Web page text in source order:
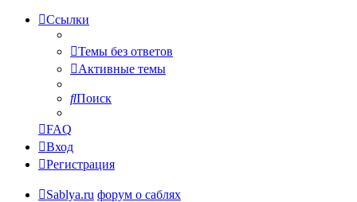
Ссылки
Темы без ответов
Активные темы
Поиск
FAQ
Вход
Регистрация
Sablya.ru форум о саблях